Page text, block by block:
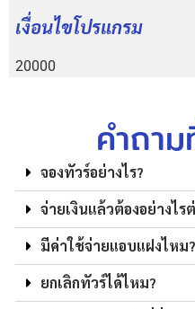
เงื่อนไขโปรแกรม
20000
คำถา
จองทัวร์อย่างไร?
จ่ายเงินแล้วต้องอย่างไร
มีค่าใช้จ่ายแอบแฝงไหม?
ยกเลิกทัวร์ได้ไหม?